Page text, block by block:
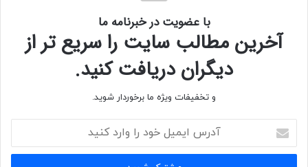
با عضویت در خبرنامه ما
آخرین مطالب سایت را سریع تر از
دیگران دریافت کنید.
و تخفیفات ویژه ما برخوردار شوید.
ایمیل
خود